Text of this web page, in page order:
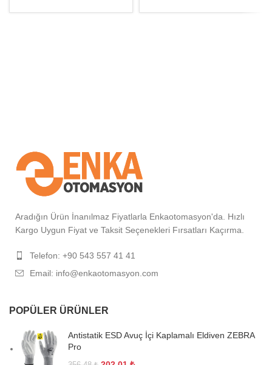
Aradığın Ürün İnanılmaz Fiyatlarla Enkaotomasyon'da. Hızlı
Kargo Uygun Fiyat ve Taksit Seçenekleri Fırsatları Kaçırma.
Telefon: +90 543 557 41 41
Email: info@enkaotomasyon.com
POPÜLER ÜRÜNLER
Antistatik ESD Avuç İçi Kaplamalı Eldiven ZEBRA
Pro